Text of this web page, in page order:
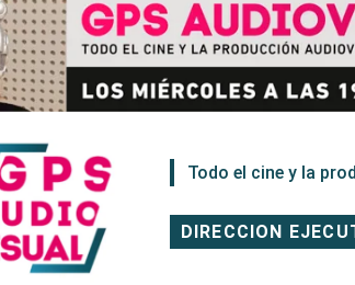
Todo el cine y la
DIRECCION